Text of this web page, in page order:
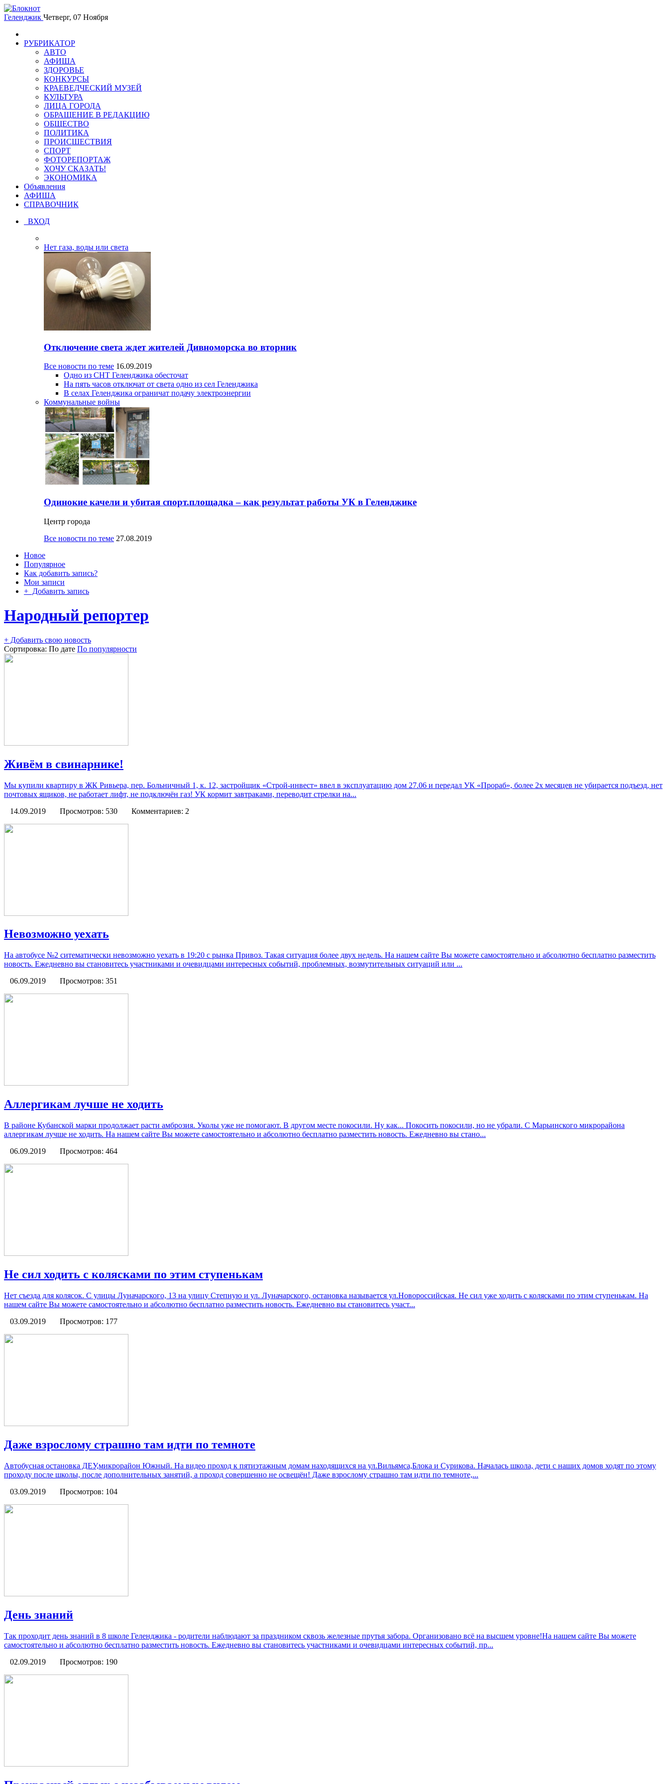
Геленджик Четверг, 07 Ноября
РУБРИКАТОР
АВТО
АФИША
ЗДОРОВЬЕ
КОНКУРСЫ
КРАЕВЕДЧЕСКИЙ МУЗЕЙ
КУЛЬТУРА
ЛИЦА ГОРОДА
ОБРАЩЕНИЕ В РЕДАКЦИЮ
ОБЩЕСТВО
ПОЛИТИКА
ПРОИСШЕСТВИЯ
СПОРТ
ФОТОРЕПОРТАЖ
ХОЧУ СКАЗАТЬ!
ЭКОНОМИКА
Объявления
АФИША
СПРАВОЧНИК
ВХОД
Нет газа, воды или света
Отключение света ждет жителей Дивноморска во вторник
Все новости по теме 16.09.2019
Одно из СНТ Геленджика обесточат
На пять часов отключат от света одно из сел Геленджика
В селах Геленджика ограничат подачу электроэнергии
Коммунальные войны
Одинокие качели и убитая спорт.площадка – как результат работы УК в Геленджике
Центр города
Все новости по теме 27.08.2019
Новое
Популярное
Как добавить запись?
Мои записи
+ Добавить запись
Народный репортер
+ Добавить свою новость
Сортировка: По дате По популярности
Живём в свинарнике!
Мы купили квартиру в ЖК Ривьера, пер. Больничный 1, к. 12, застройщик «Строй-инвест» ввел в эксплуатацию дом 27.06 и передал УК «Прораб», более 2х месяцев не убирается подъезд, нет
почтовых ящиков, не работает лифт, не подключён газ! УК кормит завтраками, переводит стрелки на...
14.09.2019
Просмотров: 530 Комментариев: 2
Невозможно уехать
На автобусе №2 ситематически невозможно уехать в 19:20 с рынка Привоз. Такая ситуация более двух недель. На нашем сайте Вы можете самостоятельно и абсолютно бесплатно разместить
новость. Ежедневно вы становитесь участниками и очевидцами интересных событий, проблемных, возмутительных ситуаций или ...
06.09.2019
Просмотров: 351
Аллергикам лучше не ходить
В районе Кубанской марки продолжает расти амброзия. Уколы уже не помогают. В другом месте покосили. Ну как... Покосить покосили, но не убрали. С Марьинского микрорайона
аллергикам лучше не ходить. На нашем сайте Вы можете самостоятельно и абсолютно бесплатно разместить новость. Ежедневно вы стано...
06.09.2019
Просмотров: 464
Не сил ходить с колясками по этим ступенькам
Нет съезда для колясок. С улицы Луначарского, 13 на улицу Степную и ул. Луначарского, остановка называется ул.Новороссийская. Не сил уже ходить с колясками по этим ступенькам. На
нашем сайте Вы можете самостоятельно и абсолютно бесплатно разместить новость. Ежедневно вы становитесь участ...
03.09.2019
Просмотров: 177
Даже взрослому страшно там идти по темноте
Автобусная остановка ДЕУ,микрорайон Южный. На видео проход к пятиэтажным домам находящихся на ул.Вильямса,Блока и Сурикова. Началась школа, дети с наших домов ходят по этому
проходу после школы, после дополнительных занятий, а проход совершенно не освещён! Даже взрослому страшно там идти по темноте,...
03.09.2019
Просмотров: 104
День знаний
Так проходит день знаний в 8 школе Геленджика - родители наблюдают за праздником сквозь железные прутья забора. Организовано всё на высшем уровне!На нашем сайте Вы можете
самостоятельно и абсолютно бесплатно разместить новость. Ежедневно вы становитесь участниками и очевидцами интересных событий, пр...
02.09.2019
Просмотров: 190